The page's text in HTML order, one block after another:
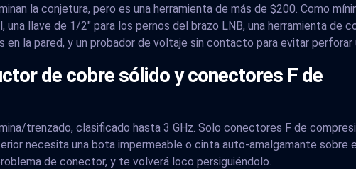
la conjetura, pero es una herramienta de más de $200. Como
llave de 1/2" para los pernos del brazo LNB, una herramienta de
la pared, y un probador de voltaje sin contacto para evitar perforar
de cobre sólido y conectores F de
trenzado, clasificado hasta 3 GHz. Solo conectores F de
necesita una bota impermeable o cinta auto-amalgamante sobre
de conector, y te volverá loco persiguiéndolo.